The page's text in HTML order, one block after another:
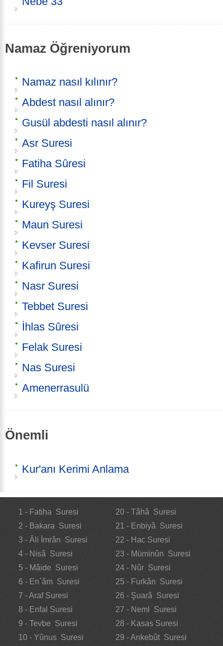
Namaz Öğreniyorum
Namaz nasıl kılınır?
Abdest nasıl alınır?
Gusül abdesti nasıl alınır?
Asr Suresi
Fatiha Sûresi
Fil Suresi
Kureyş Suresi
Maun Suresi
Kevser Suresi
Kafirun Suresi
Nasr Suresi
Tebbet Suresi
İhlas Sûresi
Felak Suresi
Nas Suresi
Amenerrasulü
Önemli
Kur'anı Kerimi Anlama
1 - Fatiha Suresi
2 - Bakara Suresi
3 - Âli İmrân Suresi
4 - Nisâ Suresi
5 - Mâide Suresi
6 - En`âm Suresi
7 - Araf Suresi
8 - Enfal Suresi
9 - Tevbe Suresi
10 - Yûnus Suresi
20 - Tâhâ Suresi
21 - Enbiyâ Suresi
22 - Hac Suresi
23 - Müminûn Suresi
24 - Nûr Suresi
25 - Furkân Suresi
26 - Şuarâ Suresi
27 - Neml Suresi
28 - Kasas Suresi
29 - Ankebût Suresi